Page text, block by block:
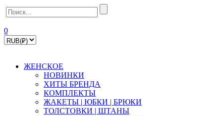
0
ЖЕНСКОЕ
НОВИНКИ
ХИТЫ БРЕНДА
КОМПЛЕКТЫ
ЖАКЕТЫ | ЮБКИ | БРЮКИ
ТОЛСТОВКИ | ШТАНЫ